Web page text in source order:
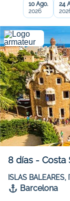
10 Ago.
2026
24
8 días - Costa
ISLAS BALEARES,
Barcelona